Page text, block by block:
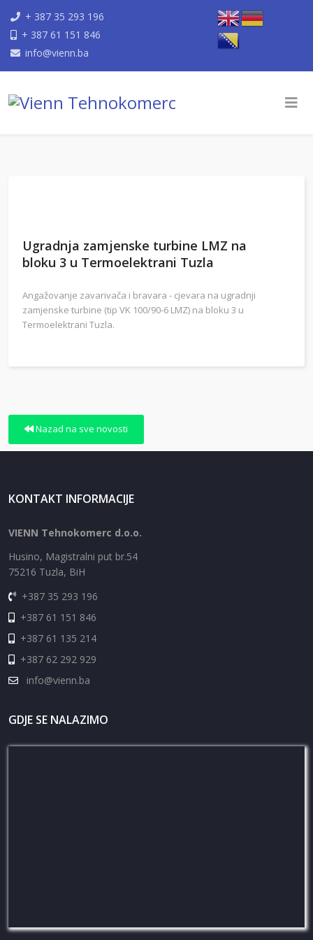
+ 387 35 293 196
+ 387 61 151 846
info@vienn.ba
Ugradnja zamjenske turbine LMZ na
bloku 3 u Termoelektrani Tuzla
Angažovanje zavarivača i bravara - cjevara na ugradnji
zamjenske turbine (tip VK 100/90-6 LMZ) na bloku 3 u
Termoelektrani Tuzla.
Nazad na sve novosti
KONTAKT INFORMACIJE
VIENN Tehnokomerc d.o.o.
Husino, Magistralni put br.54
75216 Tuzla, BiH
+387 35 293 196
+387 61 151 846
+387 61 135 214
+387 62 292 929
info@vienn.ba
GDJE SE NALAZIMO